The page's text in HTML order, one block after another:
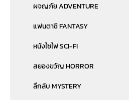
ผจญภัย ADVENTURE
แฟนตาซี FANTASY
หนังไซไฟ SCI-FI
สยองขวัญ HORROR
ลึกลับ MYSTERY